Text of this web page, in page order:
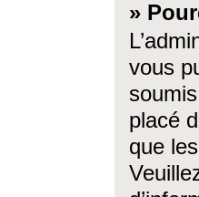
»
vous
placé
que